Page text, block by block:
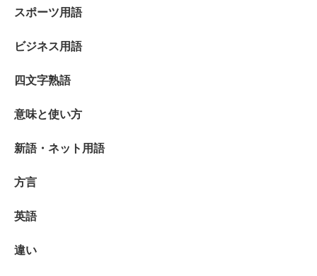
スポーツ用語
ビジネス用語
四文字熟語
意味と使い方
新語・ネット用語
方言
英語
違い